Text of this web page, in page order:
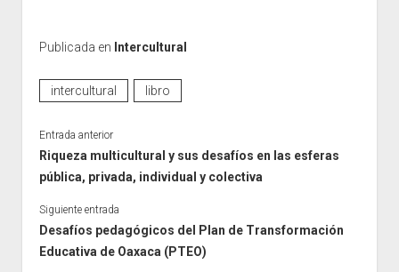
Publicada en Intercultural
intercultural libro
Entrada anterior
Riqueza multicultural y sus desafíos en las esferas
pública, privada, individual y colectiva
Siguiente entrada
Desafíos pedagógicos del Plan de Transformación
Educativa de Oaxaca (PTEO)